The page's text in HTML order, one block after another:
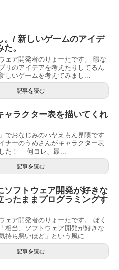
。/ 新しいゲームのアイデ
。
ェア開発者のりょーたです。 暇な
リのアイデアを考えたりしてるん
しいゲームを考えてみまし...
記事を読む
ャラクター表を描いてくれ
でおなじみのハヤえもん界隈です
ナーのうめさんがキャラクター表
た！ 何コレ、最...
記事を読む
ソフトウェア開発が好きな
ったままプログラミングす
ェア開発者のりょーたです。 ぼく
相当、ソフトウェア開発が好きな
持ち悪いほど」という風に...
記事を読む